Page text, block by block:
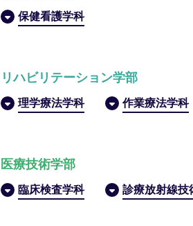
保健看護学科
リハビリテーション学部
理学療法学科 作業療法学科
医療技術学部
臨床検査学科 診療放射線技